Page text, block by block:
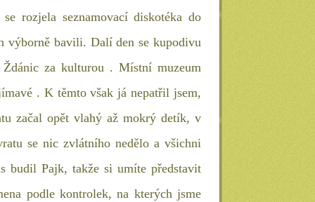
rozjela seznamovací diskotéka do
výborně bavili. Dalí den se kupodivu
za kulturou . Místní muzeum
. K těmto však já nepatřil jsem,
začal opět vlahý až mokrý detík, v
se nic zvlátního nedělo a všichni
budil Pajk, takže si umíte představit
podle kontrolek, na kterých jsme